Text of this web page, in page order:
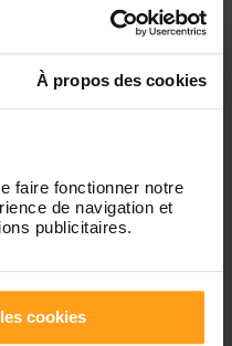
À propos des cookies
faire fonctionner notre
de navigation et
publicitaires.
cookies
vous intéresser